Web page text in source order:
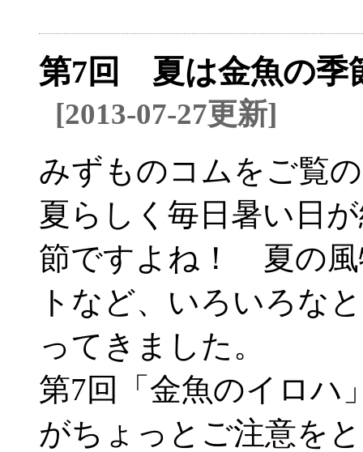
第7回 夏は金魚の季
[2013-07-27更新]
みずものコムをご覧
夏らしく毎日暑い日
節ですよね！ 夏の風
トなど、いろいろな
ってきました。
第7回「金魚のイロハ
がちょっとご注意を